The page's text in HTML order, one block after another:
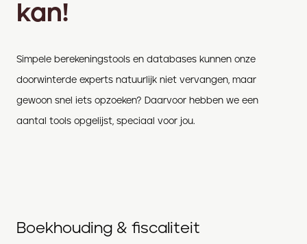
kan!
Simpele berekeningstools en databases kunnen onze
doorwinterde experts natuurlijk niet vervangen, maar
gewoon snel iets opzoeken? Daarvoor hebben we een
aantal tools opgelijst, speciaal voor jou.
Boekhouding & fiscaliteit